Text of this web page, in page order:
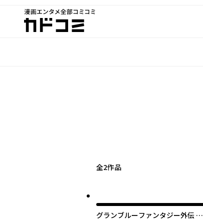
漫画エンタメ全部コミコミ
カドコミ
全2作品
グランブルーファンタジー外伝 追